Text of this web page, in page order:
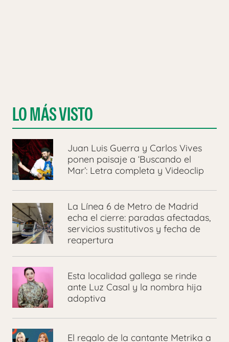
LO MÁS VISTO
Juan Luis Guerra y Carlos Vives
ponen paisaje a ‘Buscando el
Mar’: Letra completa y Videoclip
La Línea 6 de Metro de Madrid
echa el cierre: paradas afectadas,
servicios sustitutivos y fecha de
reapertura
Esta localidad gallega se rinde
ante Luz Casal y la nombra hija
adoptiva
El regalo de la cantante Metrika a